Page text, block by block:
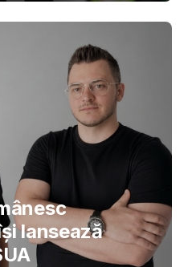
lansează